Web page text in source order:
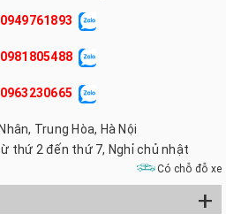
0949761893
0981805488
0963230665
Trung Hòa, Hà Nội
thứ 2 đến thứ 7, Nghỉ chủ nhật
Có chỗ đỗ xe
+